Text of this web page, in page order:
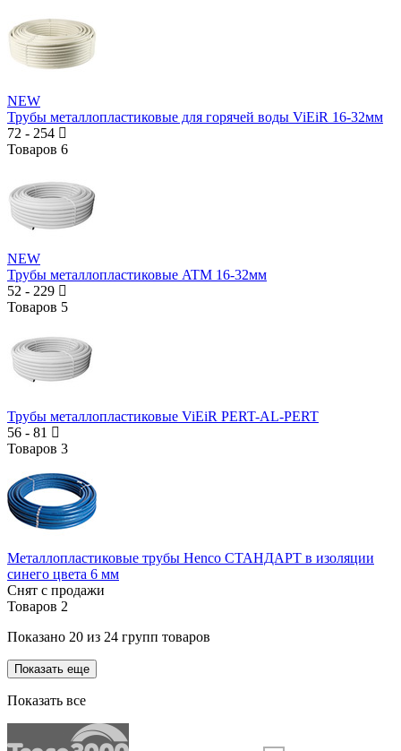
NEW
Трубы металлопластиковые для горячей воды ViEiR 16-32мм
72 - 254
Товаров 6
NEW
Трубы металлопластиковые ATM 16-32мм
52 - 229
Товаров 5
Трубы металлопластиковые ViEiR PERT-AL-PERT
56 - 81
Товаров 3
Металлопластиковые трубы Henco СТАНДАРТ в изоляции
синего цвета 6 мм
Снят с продажи
Товаров 2
Показано 20 из 24 групп товаров
Показать еще
Показать все